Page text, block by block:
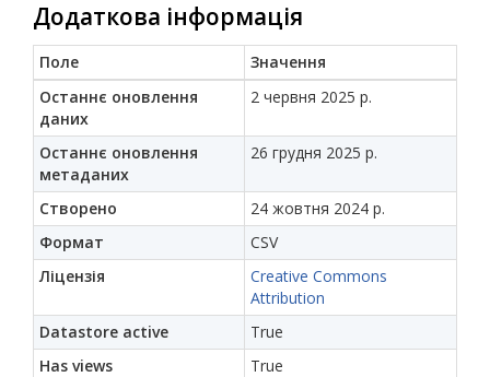
Додаткова інформація
Поле
Значення
Останнє оновлення
даних
2 червня 2025 р.
Останнє оновлення
метаданих
26 грудня 2025 р.
Створено
24 жовтня 2024 р.
Формат
CSV
Ліцензія
Creative Commons
Attribution
Datastore active
True
Has views
True